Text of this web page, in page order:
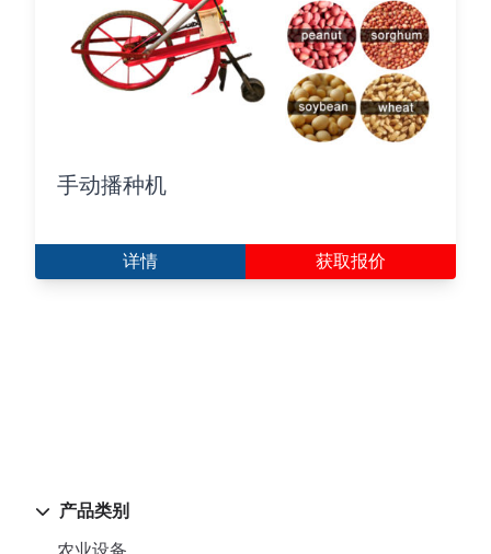
产品类别
手动播种机
详情 获取报价